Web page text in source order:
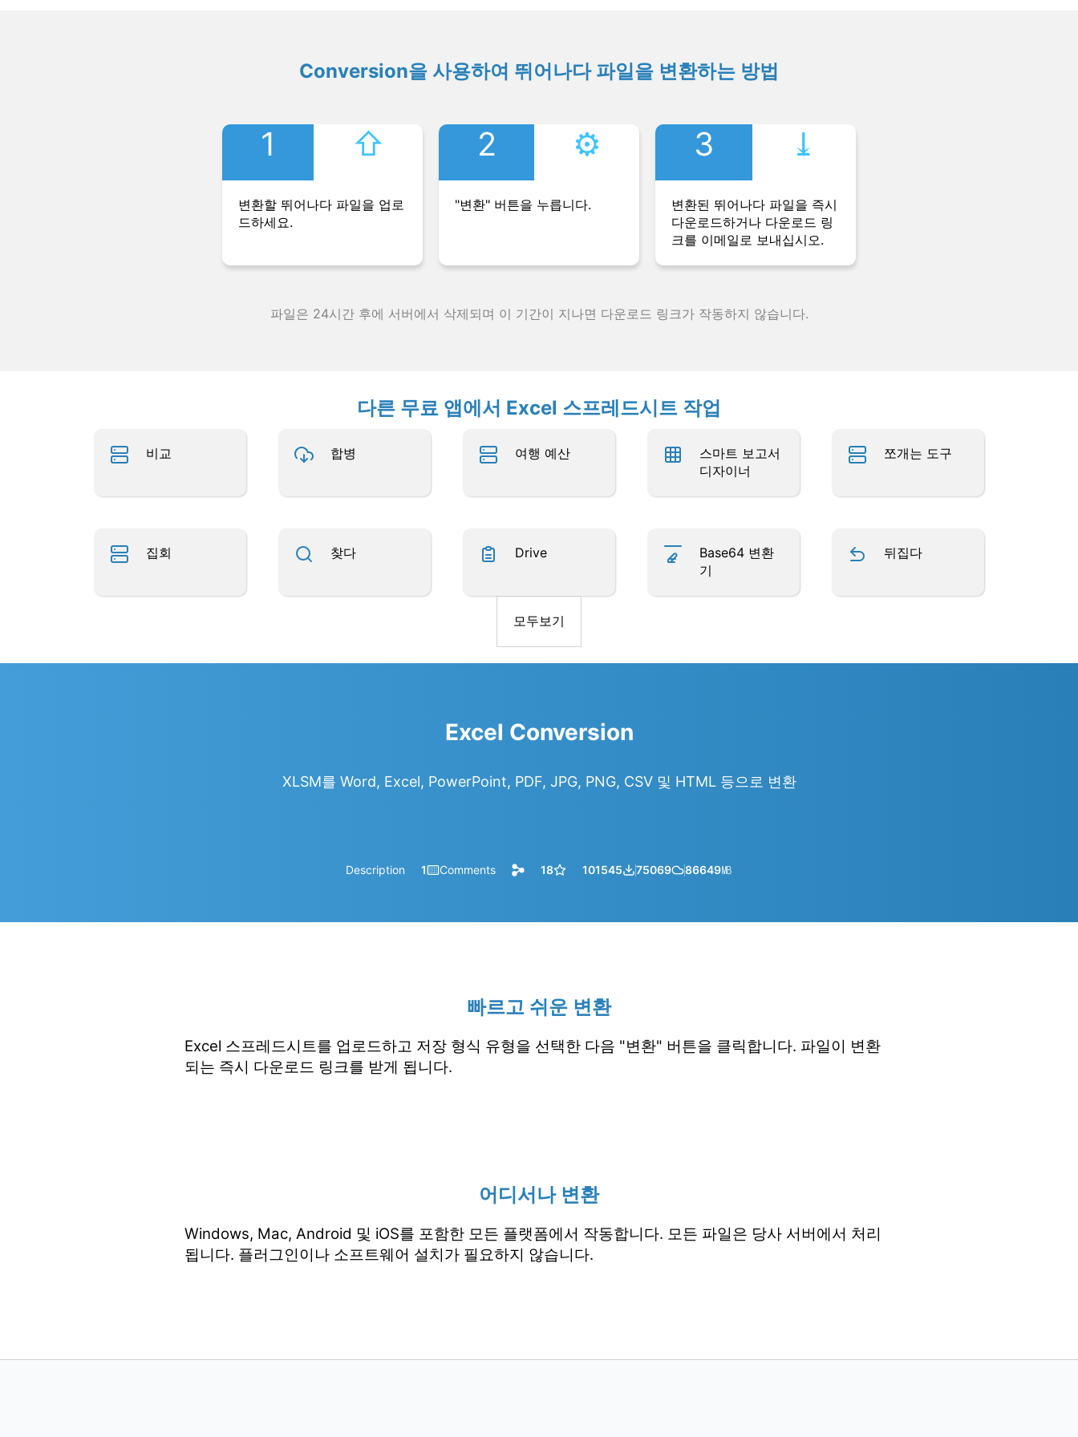
Conversion을 사용하여 뛰어나다 파일을 변환하는 방법
1 ⇧︎
변환할 뛰어나다 파일을 업로
드하세요.
2 ⚙︎
"변환" 버튼을 누릅니다.
3 ⤓︎
변환된 뛰어나다 파일을 즉시
다운로드하거나 다운로드 링
크를 이메일로 보내십시오.
파일은 24시간 후에 서버에서 삭제되며 이 기간이 지나면 다운로드 링크가 작동하지 않습니다.
다른 무료 앱에서 Excel 스프레드시트 작업
비교 합병 여행 예산
스마트 보고서
디자이너
쪼개는 도구
집회 찾다 Drive
Base64 변환
기
뒤집다
모두보기
Excel Conversion
XLSM를 Word, Excel, PowerPoint, PDF, JPG, PNG, CSV 및 HTML 등으로 변환
Description 1 Comments 18 101545 75069 86649㎆︎
빠르고 쉬운 변환
Excel 스프레드시트를 업로드하고 저장 형식 유형을 선택한 다음 "변환" 버튼을 클릭합니다. 파일이 변환
되는 즉시 다운로드 링크를 받게 됩니다.
어디서나 변환
Windows, Mac, Android 및 iOS를 포함한 모든 플랫폼에서 작동합니다. 모든 파일은 당사 서버에서 처리
됩니다. 플러그인이나 소프트웨어 설치가 필요하지 않습니다.